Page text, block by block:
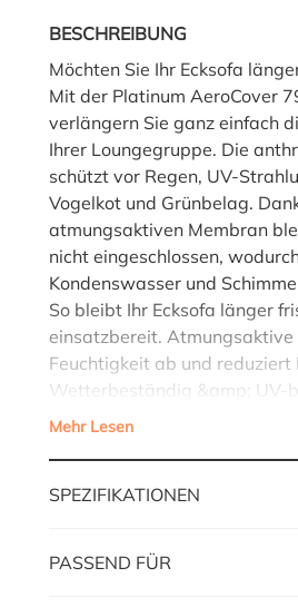
BESCHREIBUNG
Möchten Sie Ihr Ecksofa
Mit der Platinum AeroCover
verlängern Sie ganz einfach
Ihrer Loungegruppe. Die
schützt vor Regen, UV-
Vogelkot und Grünbelag.
atmungsaktiven Membran
nicht eingeschlossen,
Kondenswasser und
So bleibt Ihr Ecksofa länger
einsatzbereit.
Feuchtigkeit ab und reduziert
Wetterbeständig &amp; UV-
Mehr Lesen
SPEZIFIKATIONEN
PASSEND FÜR